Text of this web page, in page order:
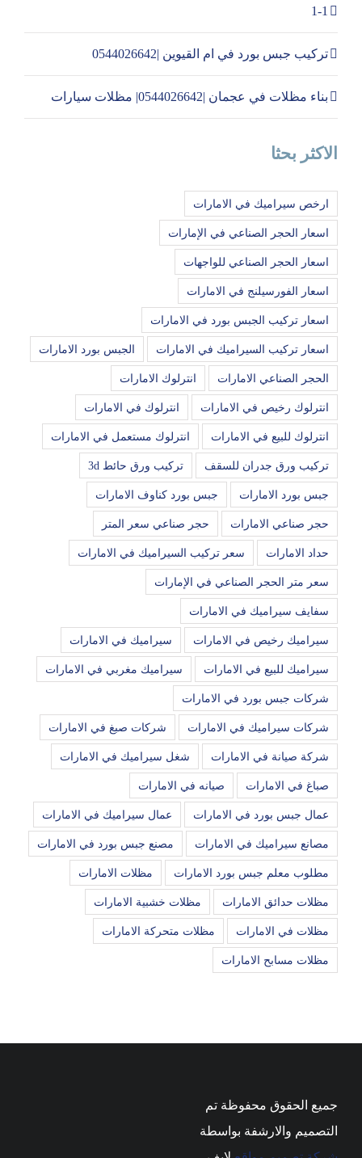
1-1
تركيب جبس بورد في ام القيوين |0544026642
بناء مظلات في عجمان |0544026642| مظلات سيارات
الاكثر بحثا
ارخص سيراميك في الامارات
اسعار الحجر الصناعي في الإمارات
اسعار الحجر الصناعي للواجهات
اسعار الفورسيلنج في الامارات
اسعار تركيب الجبس بورد في الامارات
اسعار تركيب السيراميك في الامارات الجبس بورد الامارات
الحجر الصناعي الامارات انترلوك الامارات
انترلوك رخيص في الامارات انترلوك في الامارات
انترلوك للبيع في الامارات انترلوك مستعمل في الامارات
تركيب ورق جدران للسقف تركيب ورق حائط 3d
جبس بورد الامارات جبس بورد كناوف الامارات
حجر صناعي الامارات حجر صناعي سعر المتر
حداد الامارات سعر تركيب السيراميك في الامارات
سعر متر الحجر الصناعي في الإمارات
سفايف سيراميك في الامارات
سيراميك رخيص في الامارات سيراميك في الامارات
سيراميك للبيع في الامارات سيراميك مغربي في الامارات
شركات جبس بورد في الامارات
شركات سيراميك في الامارات شركات صبغ في الامارات
شركة صيانة في الامارات شغل سيراميك في الامارات
صباغ في الامارات صيانه في الامارات
عمال جبس بورد في الامارات عمال سيراميك في الامارات
مصانع سيراميك في الامارات مصنع جبس بورد في الامارات
مطلوب معلم جبس بورد الامارات مظلات الامارات
مظلات حدائق الامارات مظلات خشبية الامارات
مظلات في الامارات مظلات متحركة الامارات
مظلات مسابح الامارات
جميع الحقوق محفوظة تم
التصميم والارشفة بواسطة